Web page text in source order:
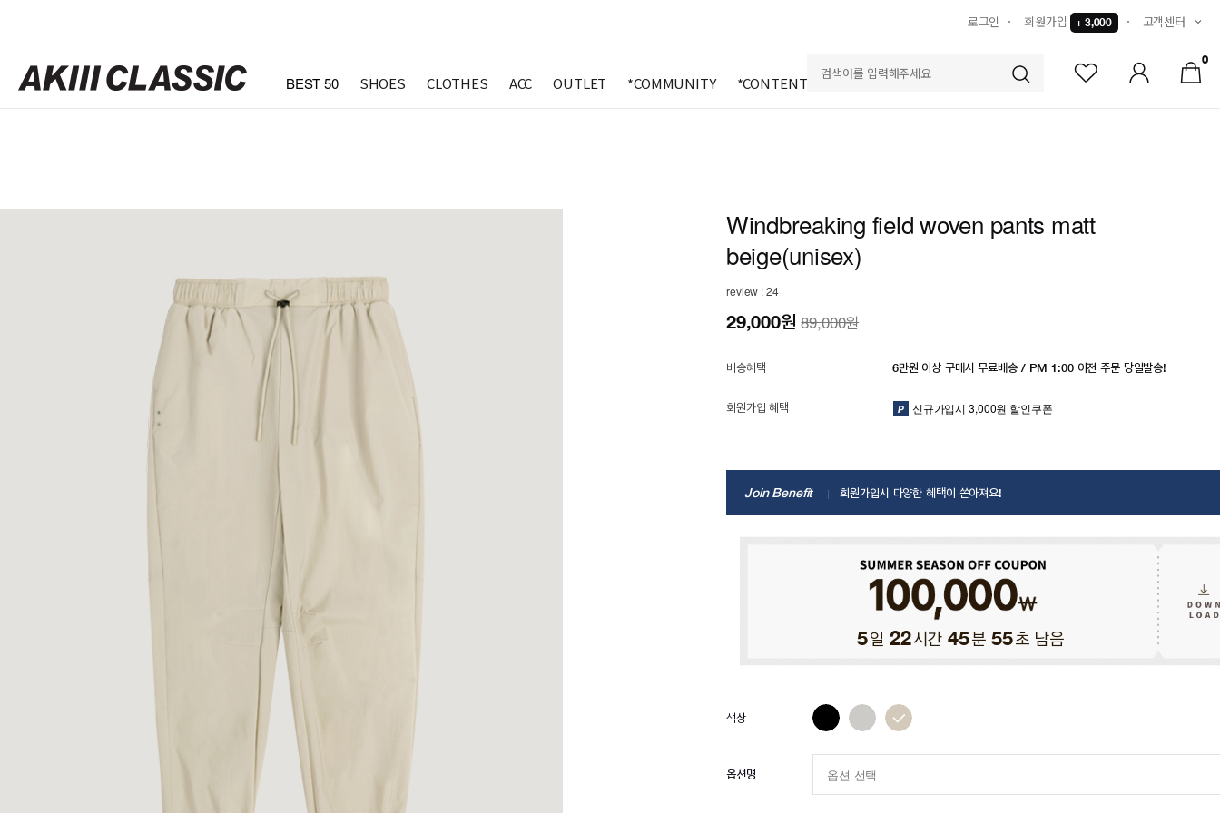
로그인 회원가입 + 3,000 고객센터
BEST 50 SHOES CLOTHES ACC OUTLET *COMMUNITY *CONTENTS
0
Windbreaking field woven pants matt
beige(unisex)
review : 24
29,000원89,000원
배송혜택 6만원 이상 구매시 무료배송 / PM 1:00 이전 주문 당일발송!
회원가입 혜택 신규가입시 3,000원 할인쿠폰
Join Benefit 회원가입시 다양한 혜택이 쏟아져요!
5일 22시간 45분 53초 남음
옵션명